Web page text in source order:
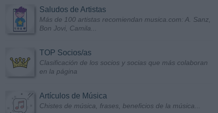
Saludos de Artistas
Más de 100 artistas recomiendan musica.com: A. Sanz,
Bon Jovi, Camila...
TOP Socios/as
Clasificación de los socios y socias que más colaboran
en la página
Artículos de Música
Chistes de música, frases, beneficios de la música...